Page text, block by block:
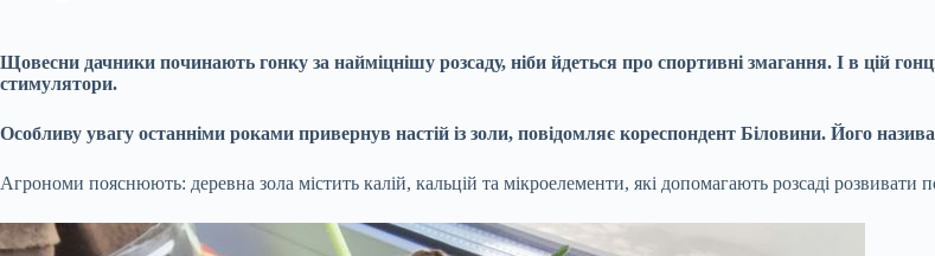
Щовесни дачники починають гонку за найміцнішу розсаду, ніби йдеться про спортивні змагання. І в цій
стимулятори.
Особливу увагу останніми роками привернув настій із золи, повідомляє кореспондент Біловини. Його
Агрономи пояснюють: деревна зола містить калій, кальцій та мікроелементи, які допомагають розсаді